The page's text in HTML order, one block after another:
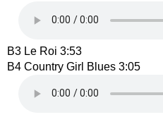
B3 Le Roi 3:53
B4 Country Girl Blues 3:05